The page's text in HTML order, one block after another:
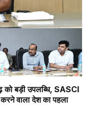
को बड़ी उपलब्धि, SASCI
वाला देश का पहला